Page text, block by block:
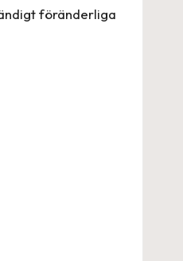
föränderliga